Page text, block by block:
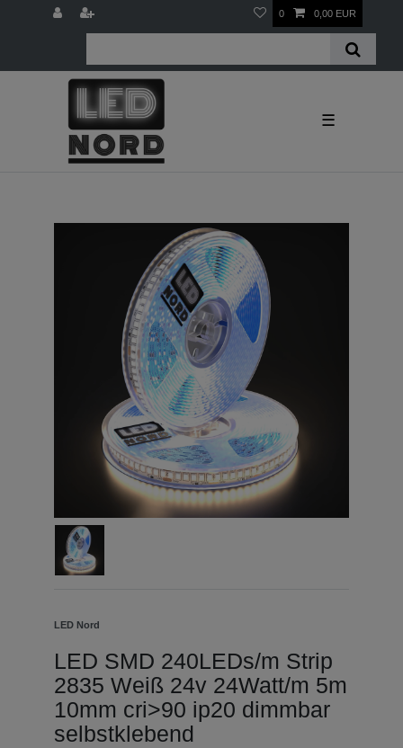
0 0,00 EUR
☰
LED Nord
LED SMD 240LEDs/m Strip
2835 Weiß 24v 24Watt/m 5m
10mm cri>90 ip20 dimmbar
selbstklebend